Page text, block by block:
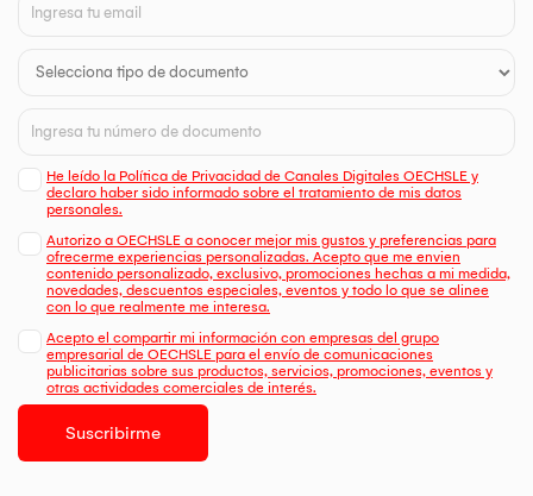
He leído la Política de Privacidad de Canales Digitales OECHSLE y
declaro haber sido informado sobre el tratamiento de mis datos
personales.
Autorizo a OECHSLE a conocer mejor mis gustos y preferencias para
ofrecerme experiencias personalizadas. Acepto que me envien
contenido personalizado, exclusivo, promociones hechas a mi medida,
novedades, descuentos especiales, eventos y todo lo que se alinee
con lo que realmente me interesa.
Acepto el compartir mi información con empresas del grupo
empresarial de OECHSLE para el envío de comunicaciones
publicitarias sobre sus productos, servicios, promociones, eventos y
otras actividades comerciales de interés.
Suscribirme